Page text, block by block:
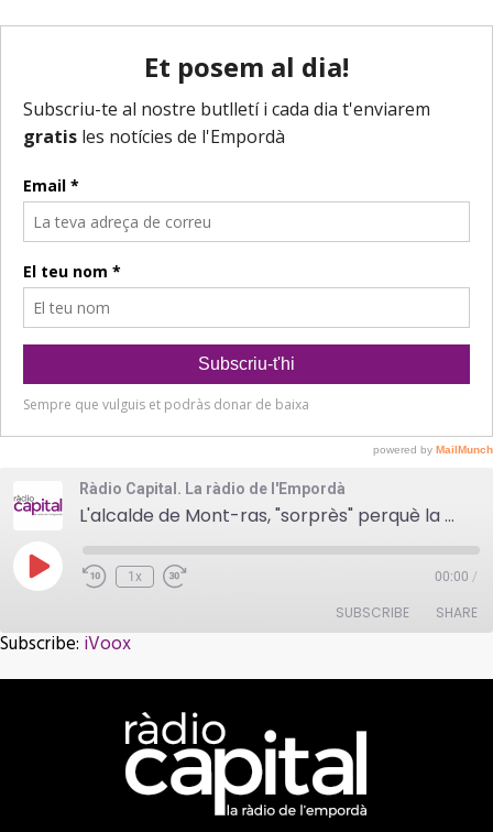
Ràdio Capital. La ràdio de l'Empordà
L'alcalde de Mont-ras, "sorprès" perquè la moratòria afecta la zona industrial
Play
Episode
1x 00:00 /
SUBSCRIBE SHARE
iVoox
SHARE
Subscribe: iVoox